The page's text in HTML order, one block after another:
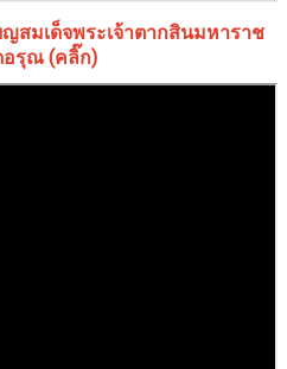
สมเด็จพระเจ้าตากสินมหาราช
อรุณ (คลิ๊ก)